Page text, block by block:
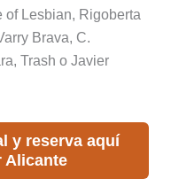
of Lesbian, Rigoberta
Brava, C.
Trash o Javier
y reserva aquí
Alicante